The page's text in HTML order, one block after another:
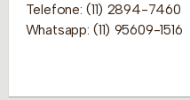
Telefone: (11) 2894-7460
Whatsapp: (11) 95609-1516